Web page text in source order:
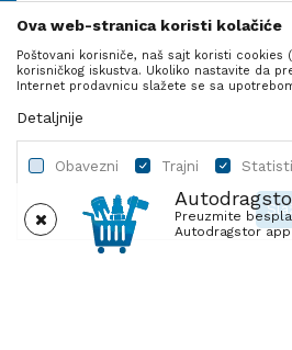
Preuzmite
Autodragstor app
PRATITE NAS
Autodelovi
Ova web-stranica koristi kolačiće
Poštovani korisniče, naš sajt koristi cookies
korisničkog iskustva. Ukoliko nastavite da
Internet prodavnicu slažete se sa
Detaljnije
Obavezni Trajni